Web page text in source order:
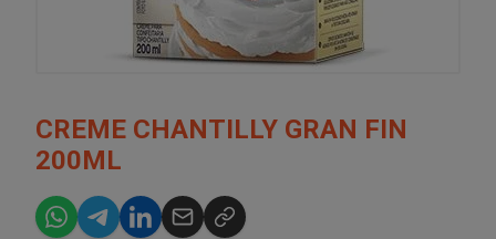
CREME CHANTILLY GRAN FIN
200ML